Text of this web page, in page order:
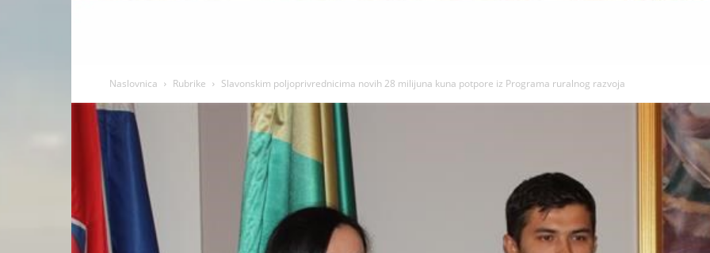
Naslovnica Rubrike Slavonskim poljoprivrednicima novih 28 milijuna kuna potpore iz Programa ruralnog razvoja